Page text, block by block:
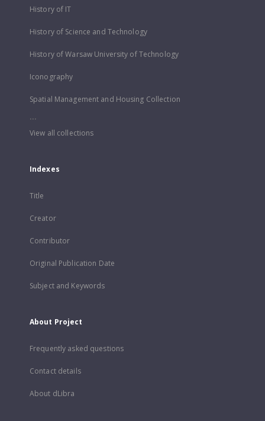
History of IT
History of Science and Technology
History of Warsaw University of Technology
Iconography
Spatial Management and Housing Collection
...
View all collections
Indexes
Title
Creator
Contributor
Original Publication Date
Subject and Keywords
About Project
Frequently asked questions
Contact details
About dLibra